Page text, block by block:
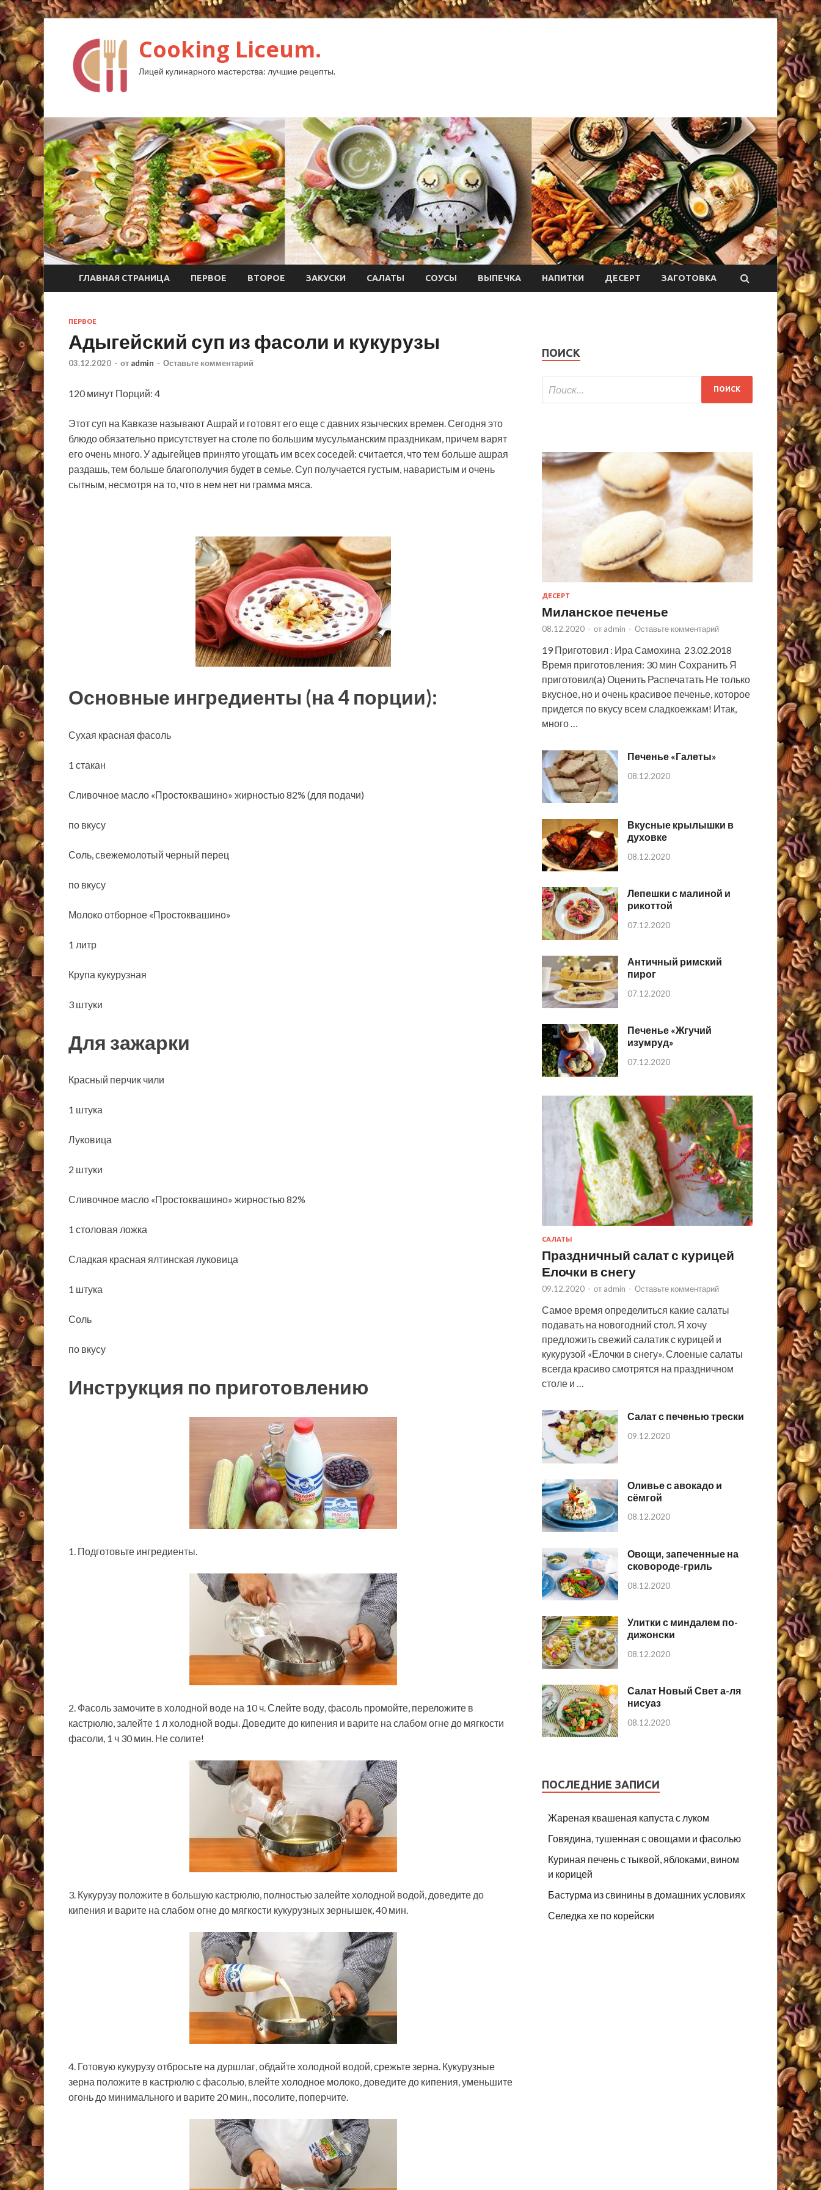
Cooking Liceum.
Лицей кулинарного мастерства: лучшие рецепты.
ГЛАВНАЯ СТРАНИЦА ПЕРВОЕ ВТОРОЕ ЗАКУСКИ САЛАТЫ СОУСЫ ВЫПЕЧКА НАПИТКИ ДЕСЕРТ ЗАГОТОВКА
ПЕРВОЕ
Адыгейский суп из фасоли и кукурузы
03.12.2020 - от admin - Оставьте комментарий
120 минут Порций: 4
Этот суп на Кавказе называют Ашрай и готовят его еще с давних языческих времен. Сегодня это
блюдо обязательно присутствует на столе по большим мусульманским праздникам, причем варят
его очень много. У адыгейцев принято угощать им всех соседей: считается, что тем больше ашрая
раздашь, тем больше благополучия будет в семье. Суп получается густым, наваристым и очень
сытным, несмотря на то, что в нем нет ни грамма мяса.
Основные ингредиенты (на 4 порции):
Сухая красная фасоль
1 стакан
Сливочное масло «Простоквашино» жирностью 82% (для подачи)
по вкусу
Соль, свежемолотый черный перец
по вкусу
Молоко отборное «Простоквашино»
1 литр
Крупа кукурузная
3 штуки
Для зажарки
Красный перчик чили
1 штука
Луковица
2 штуки
Сливочное масло «Простоквашино» жирностью 82%
1 столовая ложка
Сладкая красная ялтинская луковица
1 штука
Соль
по вкусу
Инструкция по приготовлению
1. Подготовьте ингредиенты.
2. Фасоль замочите в холодной воде на 10 ч. Слейте воду, фасоль промойте, переложите в
кастрюлю, залейте 1 л холодной воды. Доведите до кипения и варите на слабом огне до мягкости
фасоли, 1 ч 30 мин. Не солите!
3. Кукурузу положите в большую кастрюлю, полностью залейте холодной водой, доведите до
кипения и варите на слабом огне до мягкости кукурузных зернышек, 40 мин.
4. Готовую кукурузу отбросьте на дуршлаг, обдайте холодной водой, срежьте зерна. Кукурузные
зерна положите в кастрюлю с фасолью, влейте холодное молоко, доведите до кипения, уменьшите
огонь до минимального и варите 20 мин., посолите, поперчите.
ПОИСК
ДЕСЕРТ
Миланское печенье
08.12.2020 - от admin - Оставьте комментарий
19 Приготовил : Ира Cамохина 23.02.2018
Время приготовления: 30 мин Сохранить Я
приготовил(а) Оценить Распечатать Не только
вкусное, но и очень красивое печенье, которое
придется по вкусу всем сладкоежкам! Итак,
много …
Печенье «Галеты»
08.12.2020
Вкусные крылышки в
духовке
08.12.2020
Лепешки с малиной и
рикоттой
07.12.2020
Античный римский
пирог
07.12.2020
Печенье «Жгучий
изумруд»
07.12.2020
САЛАТЫ
Праздничный салат с курицей
Елочки в снегу
09.12.2020 - от admin - Оставьте комментарий
Самое время определиться какие салаты
подавать на новогодний стол. Я хочу
предложить свежий салатик с курицей и
кукурузой «Елочки в снегу». Слоеные салаты
всегда красиво смотрятся на праздничном
столе и …
Салат с печенью трески
09.12.2020
Оливье с авокадо и
сёмгой
08.12.2020
Овощи, запеченные на
сковороде-гриль
08.12.2020
Улитки с миндалем по-
дижонски
08.12.2020
Салат Новый Свет а-ля
нисуаз
08.12.2020
ПОСЛЕДНИЕ ЗАПИСИ
Жареная квашеная капуста с луком
Говядина, тушенная с овощами и фасолью
Куриная печень с тыквой, яблоками, вином
и корицей
Бастурма из свинины в домашних условиях
Селедка хе по корейски